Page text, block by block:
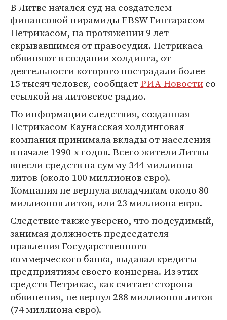
В Литве начался суд на создателем
финансовой пирамиды EBSW Гинтарасом
Петрикасом, на протяжении 9 лет
скрывавшимся от правосудия. Петрикаса
обвиняют в создании холдинга, от
деятельности которого пострадали более
15 тысяч человек, сообщаетРИА Новостисо
ссылкой на литовское радио.
По информации следствия, созданная
Петрикасом Каунасская холдинговая
компания принимала вклады от населения
в начале 1990-х годов. Всего жители Литвы
внесли средств на сумму 344 миллиона
литов (около 100 миллионов евро).
Компания не вернула вкладчикам около 80
миллионов литов, или 23 миллиона евро.
Следствие также уверено, что подсудимый,
занимая должность председателя
правления Государственного
коммерческого банка, выдавал кредиты
предприятиям своего концерна. Из этих
средств Петрикас, как считает сторона
обвинения, не вернул 288 миллионов литов
(74 миллиона евро).